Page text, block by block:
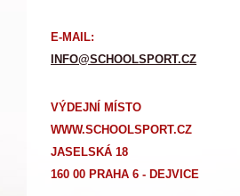
E-MAIL:
INFO@SCHOOLSPORT.CZ
VÝDEJNÍ MÍSTO
WWW.SCHOOLSPORT.CZ
JASELSKÁ 18
160 00 PRAHA 6 - DEJVICE